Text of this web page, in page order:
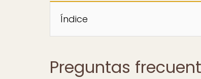
Índice
Preguntas